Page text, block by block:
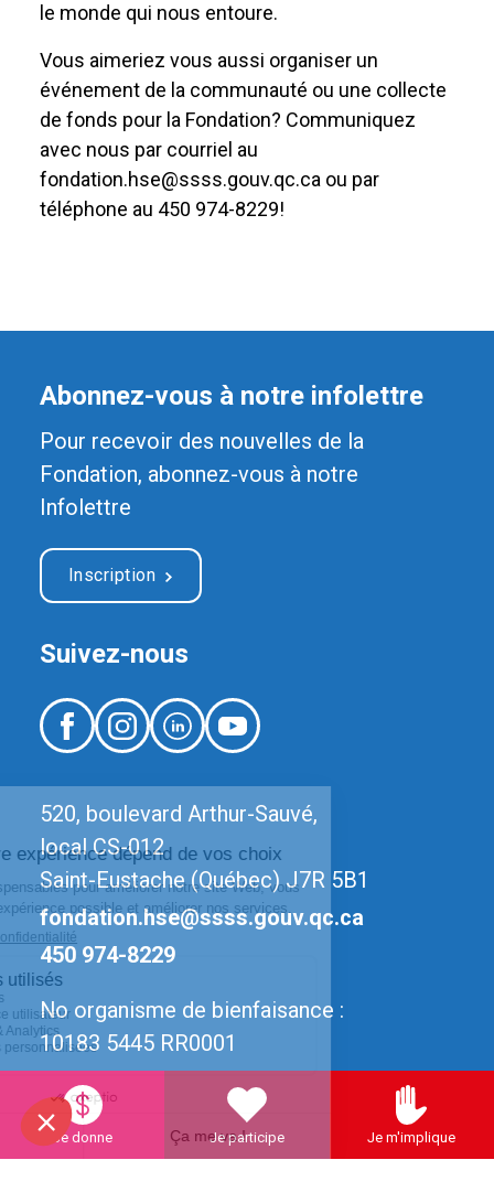
le monde qui nous entoure.
Vous aimeriez vous aussi organiser un
événement de la communauté ou une collecte
de fonds pour la Fondation? Communiquez
avec nous par courriel au
fondation.hse@ssss.gouv.qc.ca ou par
téléphone au 450 974-8229!
520, boulevard Arthur-Sauvé,
local CS-012
Saint-Eustache (Québec) J7R 5B1
fondation.hse@ssss.gouv.qc.ca
450 974-8229
No organisme de bienfaisance :
10183 5445 RR0001
Abonnez-vous à notre infolettre
Pour recevoir des nouvelles de la
Fondation, abonnez-vous à notre
Infolettre
Inscription
Suivez-nous
Je donne Je participe Je m'implique